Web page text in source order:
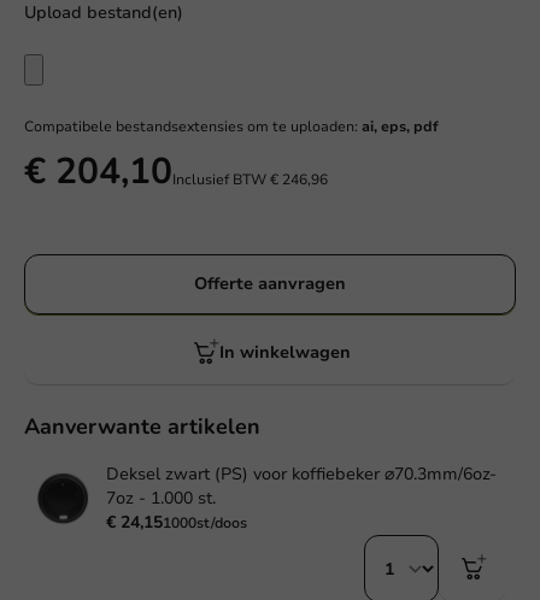
Upload bestand(en)
Compatibele bestandsextensies om te uploaden: ai, eps, pdf
€ 204,10Inclusief BTW€ 246,96
Offerte aanvragen
In winkelwagen
Aanverwante artikelen
Deksel zwart (PS) voor koffiebeker ⌀70.3mm/6oz-
7oz - 1.000 st.
€ 24,151000st/doos